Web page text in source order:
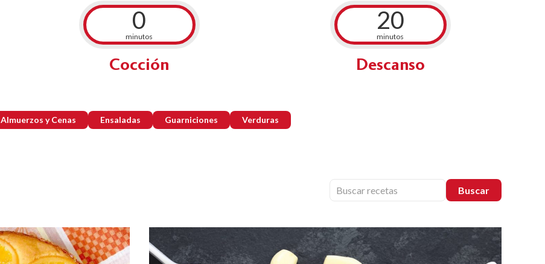
0
minutos
Cocción
20
minutos
Descanso
Almuerzos y Cenas Ensaladas Guarniciones Verduras
Buscar